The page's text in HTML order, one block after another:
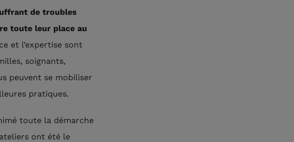
de troubles
toute leur place au
et l’expertise sont
soignants,
peuvent se mobiliser
pratiques.
toute la démarche
ont été le